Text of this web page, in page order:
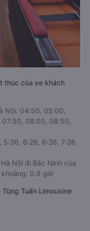
thúc của xe khách
Nội: 04:50, 05:00,
08:00, 08:50,
5:36, 6:26, 6:36, 7:26,